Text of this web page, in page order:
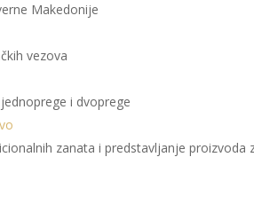
Makedonije
vezova
i dvoprege
zanata i predstavljanje proizvoda